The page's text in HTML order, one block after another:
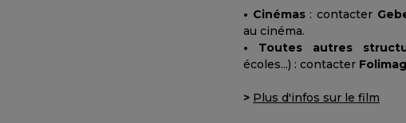
• Cinémas : contacter
au cinéma.
• Toutes autres
écoles...) : contacter
> Plus d'infos sur le film